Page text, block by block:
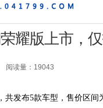
耀版上市，
读量：19043
共发布5款车型，售价区